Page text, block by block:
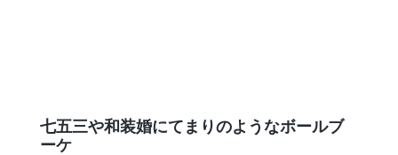
七五三や和装婚にてまりのようなボールブ
ーケ